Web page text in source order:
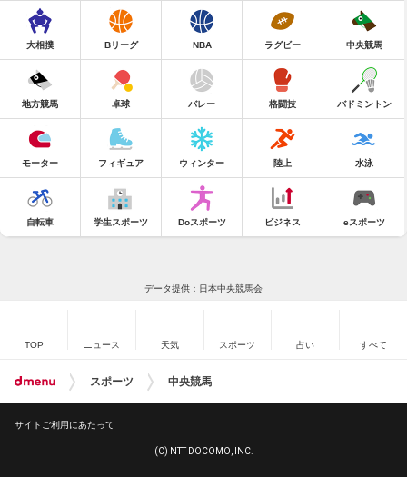
大相撲 Bリーグ NBA ラグビー 中央競馬
地方競馬 卓球 バレー 格闘技 バドミントン
モーター フィギュア ウィンター 陸上 水泳
自転車 学生スポーツ Doスポーツ ビジネス eスポーツ
データ提供：日本中央競馬会
TOP ニュース 天気 スポーツ 占い すべて
スポーツ 中央競馬
サイトご利用にあたって
(C) NTT DOCOMO, INC.